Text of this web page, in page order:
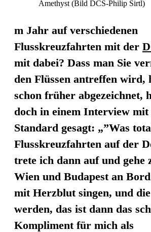
Amethyst (Bild DCS-Philip Sirtl)
m Jahr auf verschiedenen
Flusskreuzfahrten mit der
mit dabei? Dass man Sie
den Flüssen antreffen wird,
schon früher abgezeichnet,
doch in einem Interview mit
Standard gesagt: „”Was
Flusskreuzfahrten auf der
trete ich dann auf und gehe
Wien und Budapest an
mit Herzblut singen, und
werden, das ist dann das
Kompliment für mich als